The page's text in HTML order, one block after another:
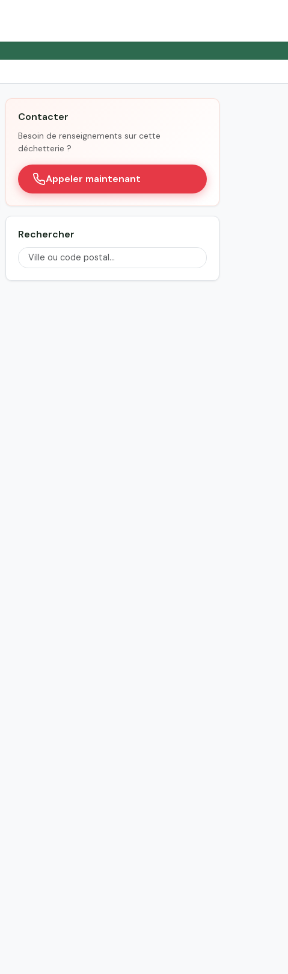
Contacter
Besoin de renseignements sur cette
déchetterie ?
Appeler maintenant
Rechercher